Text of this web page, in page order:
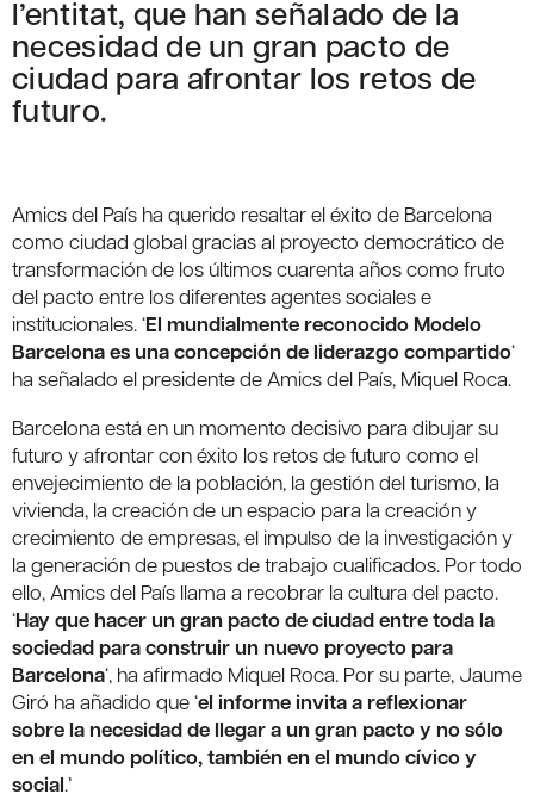
l’entitat, que han señalado de la
necesidad de un gran pacto de
ciudad para afrontar los retos de
futuro.
Amics del País ha querido resaltar el éxito de Barcelona
como ciudad global gracias al proyecto democrático de
transformación de los últimos cuarenta años como fruto
del pacto entre los diferentes agentes sociales e
institucionales. ‘El mundialmente reconocido Modelo
Barcelona es una concepción de liderazgo compartido‘
ha señalado el presidente de Amics del País, Miquel Roca.
Barcelona está en un momento decisivo para dibujar su
futuro y afrontar con éxito los retos de futuro como el
envejecimiento de la población, la gestión del turismo, la
vivienda, la creación de un espacio para la creación y
crecimiento de empresas, el impulso de la investigación y
la generación de puestos de trabajo cualificados. Por todo
ello, Amics del País llama a recobrar la cultura del pacto.
‘Hay que hacer un gran pacto de ciudad entre toda la
sociedad para construir un nuevo proyecto para
Barcelona‘, ha afirmado Miquel Roca. Por su parte, Jaume
Giró ha añadido que ‘el informe invita a reflexionar
sobre la necesidad de llegar a un gran pacto y no sólo
en el mundo político, también en el mundo cívico y
social.’